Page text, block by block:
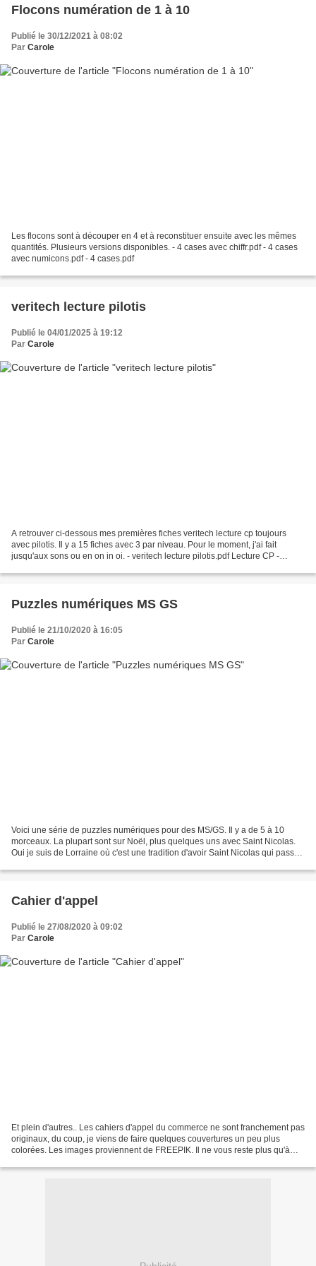
Flocons numération de 1 à 10
Publié le 30/12/2021 à 08:02
Par Carole
Les flocons sont à découper en 4 et à reconstituer ensuite avec les mêmes
quantités. Plusieurs versions disponibles. - 4 cases avec chiffr.pdf - 4 cases
avec numicons.pdf - 4 cases.pdf
veritech lecture pilotis
Publié le 04/01/2025 à 19:12
Par Carole
A retrouver ci-dessous mes premières fiches veritech lecture cp toujours
avec pilotis. Il y a 15 fiches avec 3 par niveau. Pour le moment, j'ai fait
jusqu'aux sons ou en on in oi. - veritech lecture pilotis.pdf Lecture CP -
Puzzles numériques MS GS
Publié le 21/10/2020 à 16:05
Par Carole
Voici une série de puzzles numériques pour des MS/GS. Il y a de 5 à 10
morceaux. La plupart sont sur Noël, plus quelques uns avec Saint Nicolas.
Oui je suis de Lorraine où c'est une tradition d'avoir Saint Nicolas qui passe
Cahier d'appel
Publié le 27/08/2020 à 09:02
Par Carole
Et plein d'autres.. Les cahiers d'appel du commerce ne sont franchement pas
originaux, du coup, je viens de faire quelques couvertures un peu plus
colorées. Les images proviennent de FREEPIK. Il ne vous reste plus qu'à